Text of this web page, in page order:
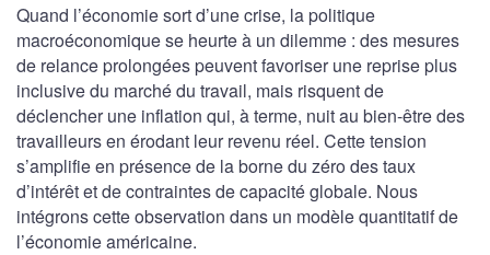
Quand l’économie sort d’une crise, la politique
macroéconomique se heurte à un dilemme : des mesures
de relance prolongées peuvent favoriser une reprise plus
inclusive du marché du travail, mais risquent de
déclencher une inflation qui, à terme, nuit au bien-être des
travailleurs en érodant leur revenu réel. Cette tension
s’amplifie en présence de la borne du zéro des taux
d’intérêt et de contraintes de capacité globale. Nous
intégrons cette observation dans un modèle quantitatif de
l’économie américaine.